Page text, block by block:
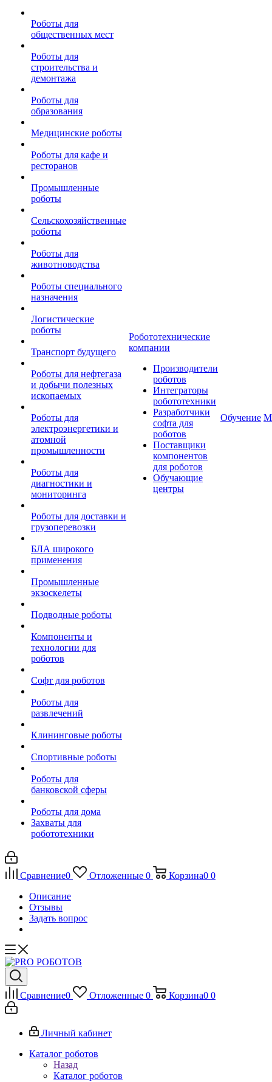
Роботы для
общественных мест
Роботы для
строительства и
демонтажа
Роботы для
образования
Медицинские роботы
Роботы для кафе и
ресторанов
Промышленные
роботы
Сельскохозяйственные
роботы
Роботы для
животноводства
Роботы специального
назначения
Логистические
роботы
Транспорт будущего
Роботы для нефтегаза
и добычи полезных
ископаемых
Роботы для
электроэнергетики и
атомной
промышленности
Роботы для
диагностики и
мониторинга
Роботы для доставки и
грузоперевозки
БЛА широкого
применения
Промышленные
экзоскелеты
Подводные роботы
Компоненты и
технологии для
роботов
Софт для роботов
Роботы для
развлечений
Клининговые роботы
Спортивные роботы
Роботы для
банковской сферы
Роботы для дома
Захваты для
робототехники
Робототехнические
компании
Производители
роботов
Интеграторы
робототехники
Разработчики
софта для
роботов
Поставщики
компонентов
для роботов
Обучающие
центры
Обучение
Сравнение0 Отложенные 0 Корзина0 0
Описание
Отзывы
Задать вопрос
Сравнение0 Отложенные 0 Корзина0 0
Личный кабинет
Каталог роботов
Назад
Каталог роботов